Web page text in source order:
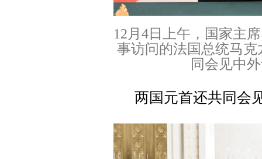
12月4日上午，国家主
事访问的法国总统马
同会见中
两国元首还共同会